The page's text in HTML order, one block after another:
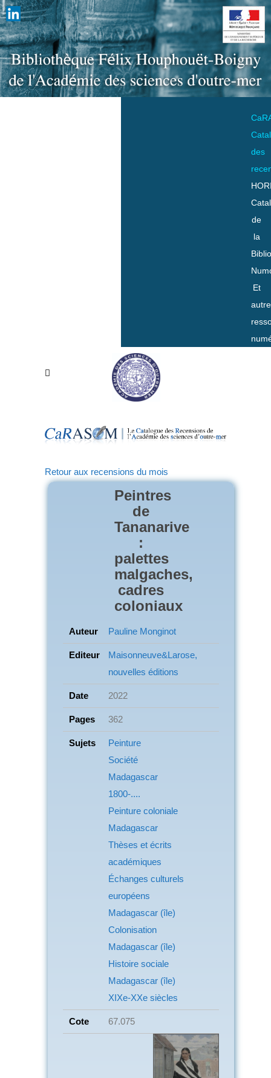
des
de
la
Et
Retour aux recensions du mois
Peintres
de
Tananarive
:
palettes
malgaches,
cadres
coloniaux
Auteur Pauline Monginot
Editeur
Maisonneuve&Larose,
nouvelles éditions
Date 2022
Pages 362
Sujets
Peinture
Société
Madagascar
1800-....
Peinture coloniale
Madagascar
Thèses et écrits
académiques
Échanges culturels
européens
Madagascar (île)
Colonisation
Madagascar (île)
Histoire sociale
Madagascar (île)
XIXe-XXe siècles
Cote 67.075